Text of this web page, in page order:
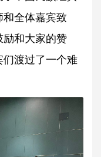
和全体嘉宾致
励和大家的赞
渡过了一个难